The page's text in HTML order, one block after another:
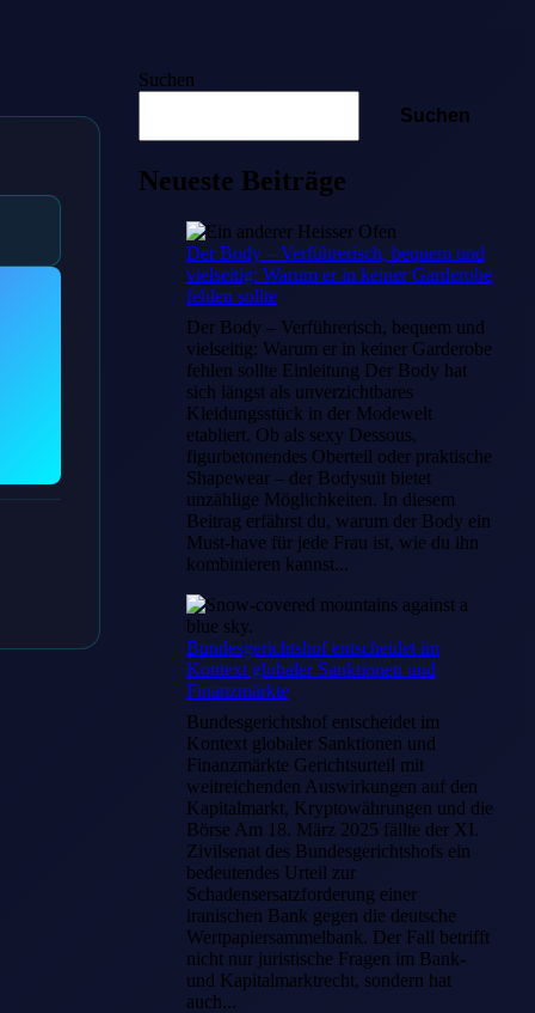
Suchen
Suchen
Neueste Beiträge
Der Body – Verführerisch, bequem und
vielseitig: Warum er in keiner Garderobe
fehlen sollte
Der Body – Verführerisch, bequem und
vielseitig: Warum er in keiner Garderobe
fehlen sollte Einleitung Der Body hat
sich längst als unverzichtbares
Kleidungsstück in der Modewelt
etabliert. Ob als sexy Dessous,
figurbetonendes Oberteil oder praktische
Shapewear – der Bodysuit bietet
unzählige Möglichkeiten. In diesem
Beitrag erfährst du, warum der Body ein
Must-have für jede Frau ist, wie du ihn
kombinieren kannst...
Bundesgerichtshof entscheidet im
Kontext globaler Sanktionen und
Finanzmärkte
Bundesgerichtshof entscheidet im
Kontext globaler Sanktionen und
Finanzmärkte Gerichtsurteil mit
weitreichenden Auswirkungen auf den
Kapitalmarkt, Kryptowährungen und die
Börse Am 18. März 2025 fällte der XI.
Zivilsenat des Bundesgerichtshofs ein
bedeutendes Urteil zur
Schadensersatzforderung einer
iranischen Bank gegen die deutsche
Wertpapiersammelbank. Der Fall betrifft
nicht nur juristische Fragen im Bank-
und Kapitalmarktrecht, sondern hat
auch...